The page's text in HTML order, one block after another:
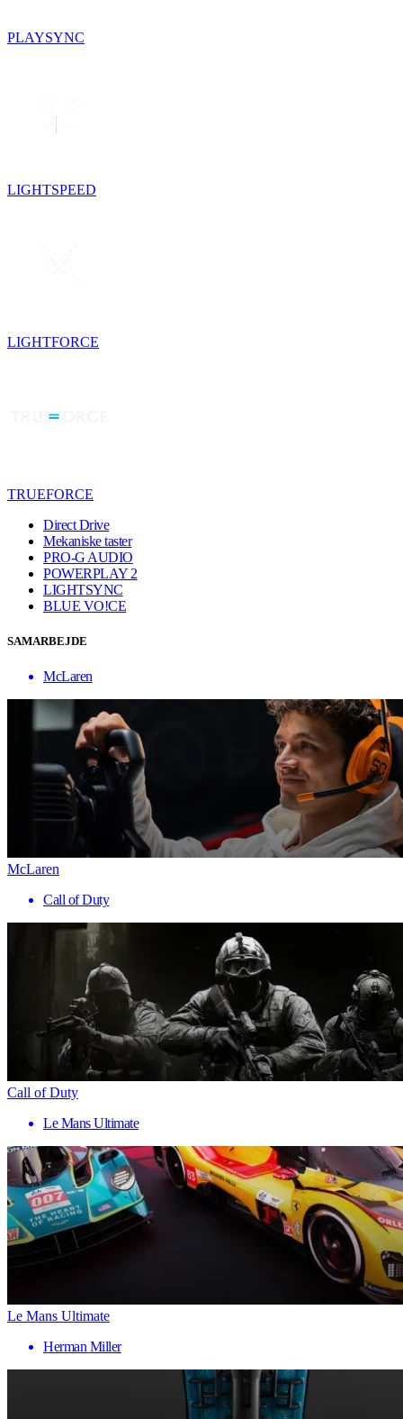
PLAYSYNC
LIGHTSPEED
LIGHTFORCE
TRUEFORCE
Direct Drive
Mekaniske taster
PRO-G AUDIO
POWERPLAY 2
LIGHTSYNC
BLUE VO!CE
SAMARBEJDE
McLaren
McLaren
Call of Duty
Call of Duty
Le Mans Ultimate
Le Mans Ultimate
Herman Miller